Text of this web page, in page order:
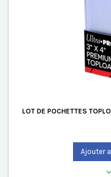
LOT DE POCHETTES
Ajouter